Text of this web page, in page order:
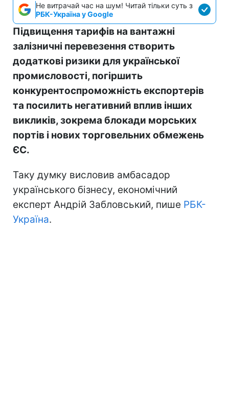
Не витрачай час на шум! Читай тільки суть з
РБК-Україна у Google
Підвищення тарифів на вантажні
залізничні перевезення створить
додаткові ризики для української
промисловості, погіршить
конкурентоспроможність експортерів
та посилить негативний вплив інших
викликів, зокрема блокади морських
портів і нових торговельних обмежень
ЄС.
Таку думку висловив амбасадор
українського бізнесу, економічний
експерт Андрій Забловський, пише РБК-
Україна.